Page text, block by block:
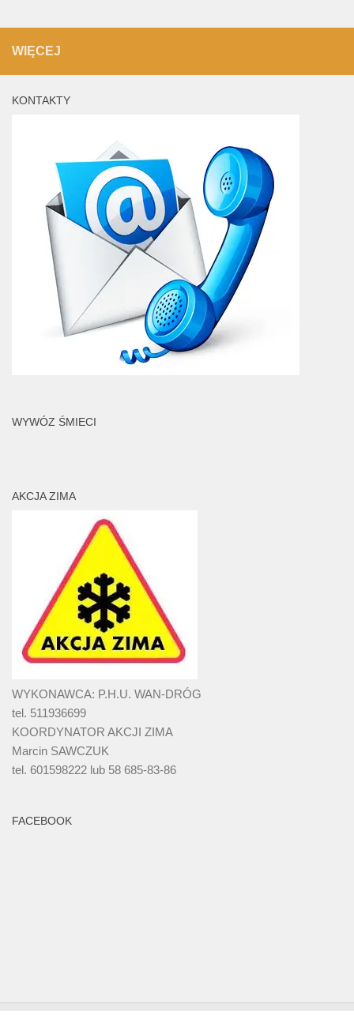
WIĘCEJ
KONTAKTY
WYWÓZ ŚMIECI
AKCJA ZIMA
WYKONAWCA: P.H.U. WAN-DRÓG
tel. 511936699
KOORDYNATOR AKCJI ZIMA
Marcin SAWCZUK
tel. 601598222 lub 58 685-83-86
FACEBOOK